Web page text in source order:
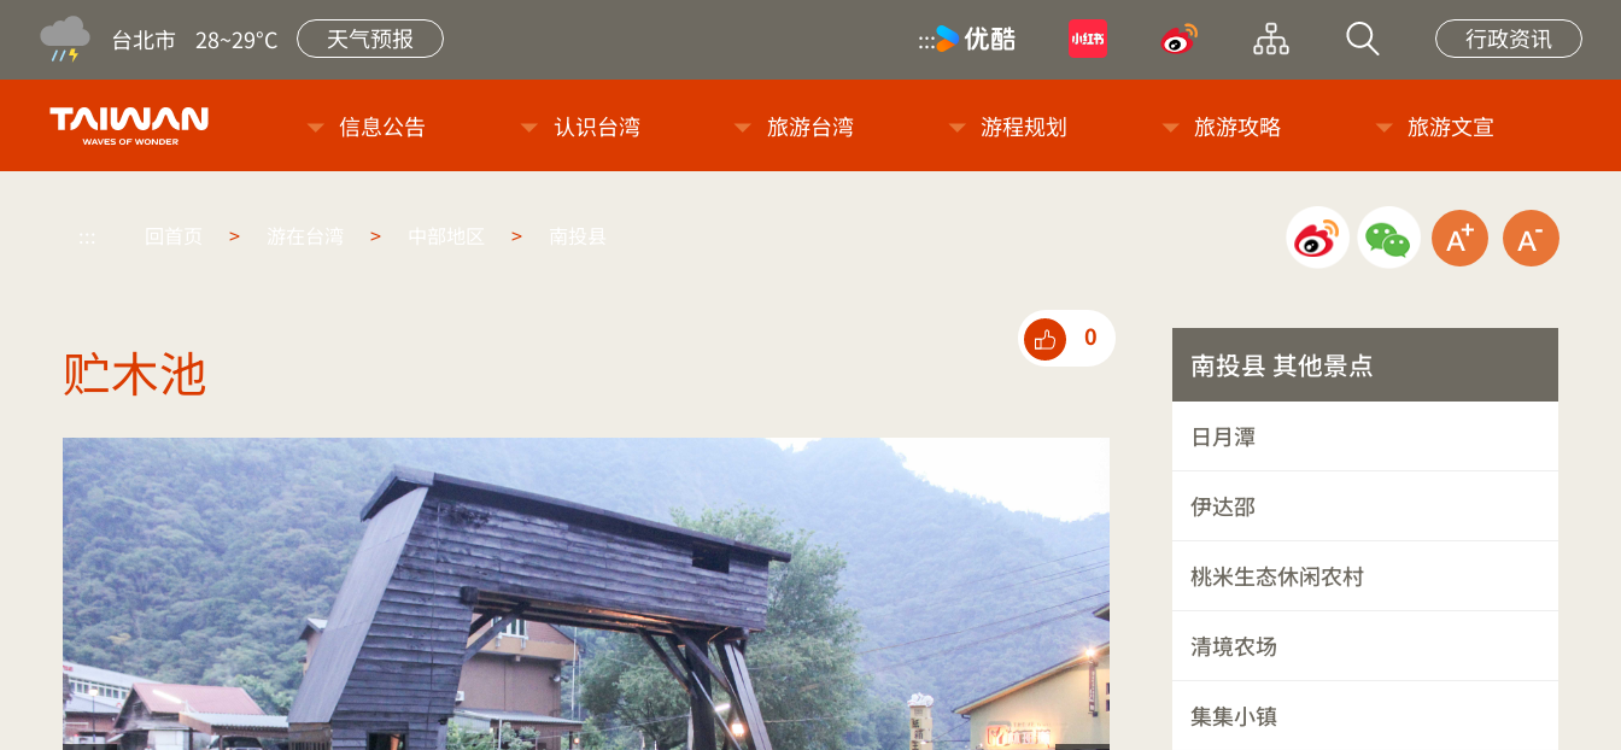
台北市 28~29°C 天气预报 ::: 小紅書 网站导览 站内搜索行政资讯
台旅会北京办事处-台湾观光信息网
信息公告
认识台湾 旅游台湾 游程规划 旅游攻略 旅游文宣
::: 回首页 > 游在台湾 > 中部地区 > 南投县
微博分享微信分享放大字级
贮木池
点选推荐
0
南投县 其他景点
日月潭
伊达邵
桃米生态休闲农村
清境农场
集集小镇